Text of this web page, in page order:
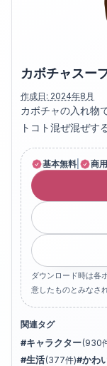
カボチャスー
作成日: 2024年8月
カボチャの入れ物
トコト混ぜ混ぜす
基本無料 商
ダウンロード時は各
意したものとみなさ
関連タグ
#キャラクター(930
#生活(377件)#かわ